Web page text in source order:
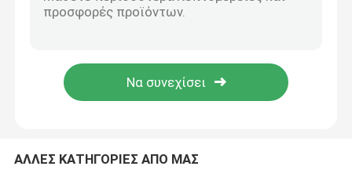
Τεράστιες τσάντες τσιμέντου
ΑΛΛΕΣ ΚΑΤΗΓΟΡΙΕΣ ΑΠΟ ΜΑΣ